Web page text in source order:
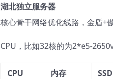
湖北独立服务器
核心骨干网络优化线路，金盾+
CPU，比如32核的为2*e5-
CPU 内存 SSD